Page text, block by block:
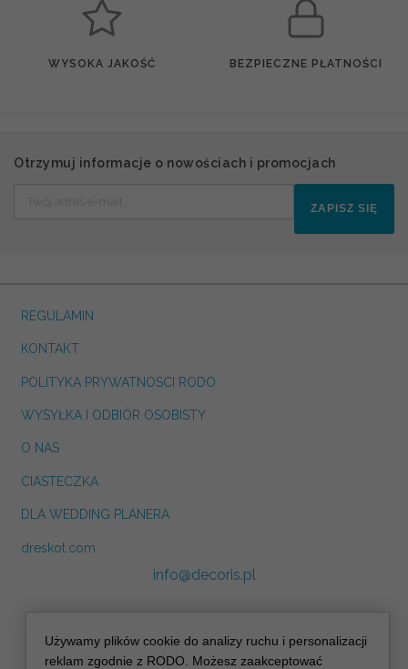
WYSOKA JAKOŚĆ BEZPIECZNE PŁATNOŚCI
Otrzymuj informacje o nowościach i promocjach
ZAPISZ SIĘ
REGULAMIN
KONTAKT
POLITYKA PRYWATNOSCI RODO
WYSYŁKA I ODBIÓR OSOBISTY
O NAS
CIASTECZKA
DLA WEDDING PLANERA
dreskot.com
info@decoris.pl
Używamy plików cookie do analizy ruchu i personalizacji
reklam zgodnie z RODO. Możesz zaakceptować